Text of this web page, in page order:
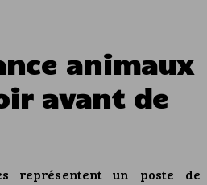
animaux
avant de
représentent un poste de